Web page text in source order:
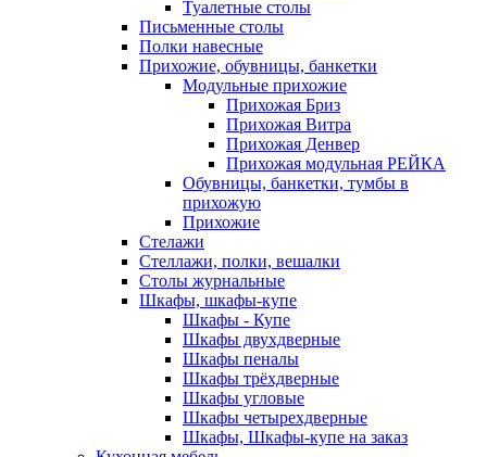
Туалетные столы
Письменные столы
Полки навесные
Прихожие, обувницы, банкетки
Модульные прихожие
Прихожая Бриз
Прихожая Витра
Прихожая Денвер
Прихожая модульная РЕЙКА
Обувницы, банкетки, тумбы в
прихожую
Прихожие
Стелажи
Стеллажи, полки, вешалки
Столы журнальные
Шкафы, шкафы-купе
Шкафы - Купе
Шкафы двухдверные
Шкафы пеналы
Шкафы трёхдверные
Шкафы угловые
Шкафы четырехдверные
Шкафы, Шкафы-купе на заказ